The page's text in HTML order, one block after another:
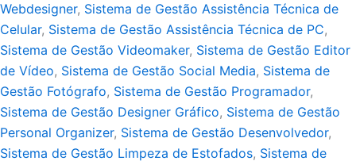
Webdesigner, Sistema de Gestão Assistência Técnica de
Celular, Sistema de Gestão Assistência Técnica de PC,
Sistema de Gestão Videomaker, Sistema de Gestão Editor
de Vídeo, Sistema de Gestão Social Media, Sistema de
Gestão Fotógrafo, Sistema de Gestão Programador,
Sistema de Gestão Designer Gráfico, Sistema de Gestão
Personal Organizer, Sistema de Gestão Desenvolvedor,
Sistema de Gestão Limpeza de Estofados, Sistema de